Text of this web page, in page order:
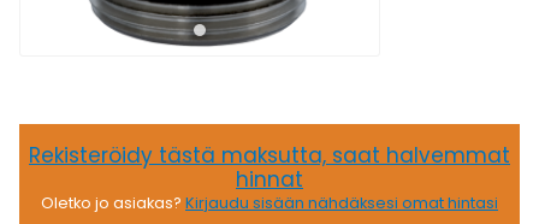
Rekisteröidy tästä maksutta, saat halvemmat
hinnat
Oletko jo asiakas? Kirjaudu sisään nähdäksesi omat hintasi